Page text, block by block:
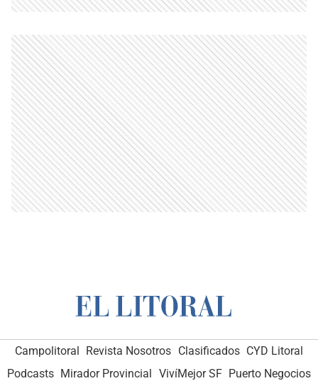
Campolitoral Revista Nosotros Clasificados CYD Litoral
Podcasts Mirador Provincial VivíMejor SF Puerto Negocios